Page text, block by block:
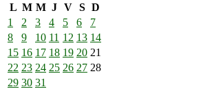
L M M J V S D
1
2 3 4 5 6
7
8
9 10 11 12 13 14
15 16 17 18 19 20 21
22 23 24 25 26 27 28
29 30 31